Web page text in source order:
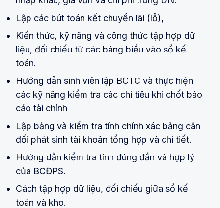
Lập các bút toán kết chuyển lãi (lỗ),
Kiến thức, kỹ năng và công thức tập hợp dữ
liệu, đối chiếu từ các bảng biểu vào sổ kế
toán.
Hướng dẫn sinh viên lập BCTC và thực hiện
các kỹ năng kiểm tra các chi tiêu khi chốt báo
cáo tài chính
Lập bảng và kiểm tra tính chính xác bảng cân
đối phát sinh tài khoản tổng hợp và chi tiết.
Hướng dẫn kiểm tra tính đúng đắn và hợp lý
của BCĐPS.
Cách tập hợp dữ liệu, đối chiếu giữa sổ kế
toán và kho.